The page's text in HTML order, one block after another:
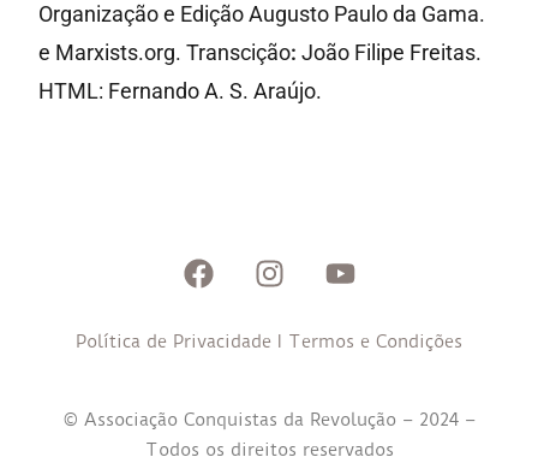
Organização e Edição Augusto Paulo da Gama.
e Marxists.org. Transcição:João Filipe Freitas.
HTML: Fernando A. S. Araújo.
Política de Privacidade I Termos e Condições
© Associação Conquistas da Revolução – 2024 –
Todos os direitos reservados